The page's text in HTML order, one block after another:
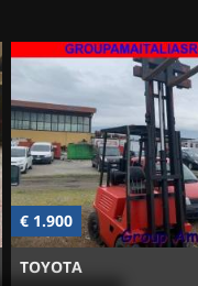
€ 1.900
TOYOTA